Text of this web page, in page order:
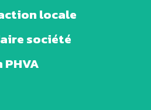
locale
société
PHVA